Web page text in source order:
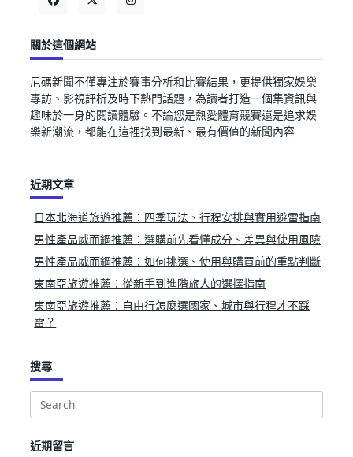
關於這個網站
尼碼新聞不僅專注於賽事分析和比賽結果，更提供獨家娛樂
專訪、影視評析及時下熱門話題，為讀者打造一個集資訊與
趣味於一身的閱讀體驗。不論您是熱愛體育競賽還是追求娛
樂新潮流，都能在這裡找到最新、最有價值的新聞內容
近期文章
日本北海道旅遊推薦：四季玩法、行程安排與實用避雷指南
男性產品威而鋼推薦：選購前先看懂成分、差異與使用風險
男性產品威而鋼推薦：如何挑選、使用與購買前的重點判斷
東南亞旅遊推薦：從新手到進階旅人的選擇指南
東南亞旅遊推薦：自由行怎麼選國家、城市與行程才不踩
雷？
搜尋
Search
近期留言